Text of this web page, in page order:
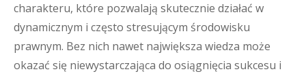
charakteru, które pozwalają skutecznie działać w
dynamicznym i często stresującym środowisku
prawnym. Bez nich nawet największa wiedza może
okazać się niewystarczająca do osiągnięcia sukcesu i